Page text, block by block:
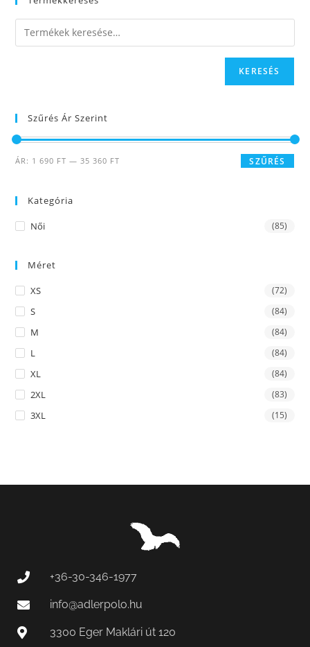
KERESÉS
Szűrés Ár Szerint
SZŰRÉS
ÁR: 1 690 FT — 35 360 FT
Kategória
Női (85)
Méret
XS (72)
S (84)
M (84)
L (84)
XL (84)
2XL (83)
3XL (15)
+36-30-346-1977
info@adlerpolo.hu
3300 Eger Maklári út 120